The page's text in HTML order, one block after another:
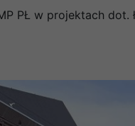
PŁ w projektach